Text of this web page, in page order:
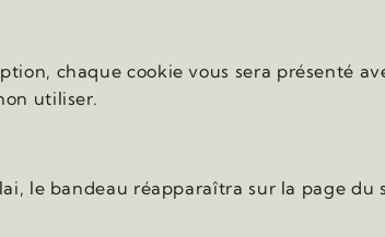
chaque cookie vous sera présenté
utiliser.
le bandeau réapparaîtra sur la page du